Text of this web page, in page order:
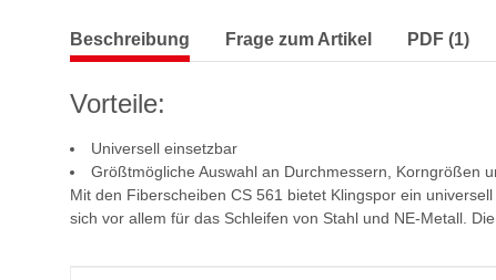
Beschreibung Frage zum Artikel PDF (1)
Vorteile:
Universell einsetzbar
Größtmögliche Auswahl an Durchmessern, Korngrößen
Mit den Fiberscheiben CS 561 bietet Klingspor ein
sich vor allem für das Schleifen von Stahl und NE-Metall.